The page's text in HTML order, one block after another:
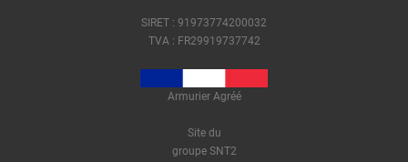
SIRET : 91973774200032
TVA : FR29919737742
Armurier Agréé
Site du
groupe SNT2